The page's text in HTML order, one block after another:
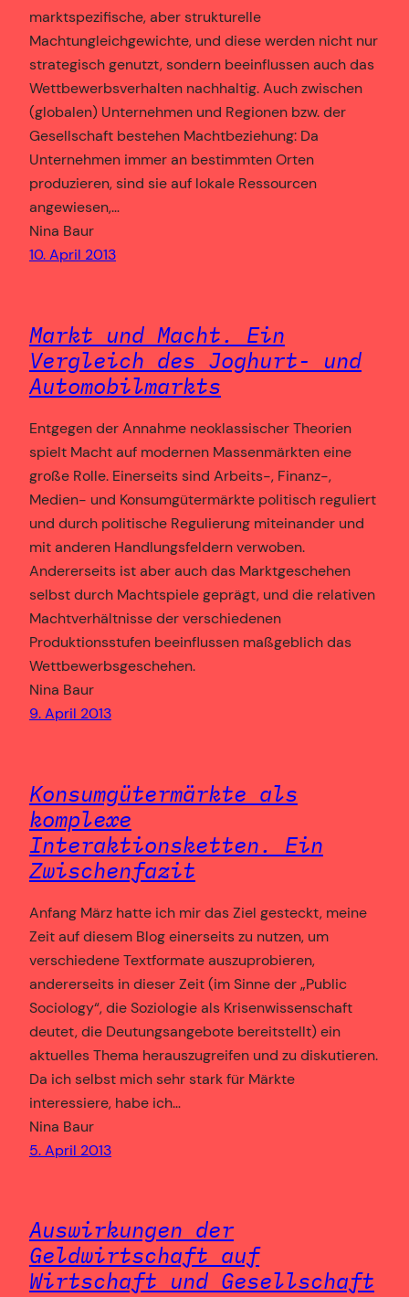
marktspezifische, aber strukturelle
Machtungleichgewichte, und diese werden nicht nur
strategisch genutzt, sondern beeinflussen auch das
Wettbewerbsverhalten nachhaltig. Auch zwischen
(globalen) Unternehmen und Regionen bzw. der
Gesellschaft bestehen Machtbeziehung: Da
Unternehmen immer an bestimmten Orten
produzieren, sind sie auf lokale Ressourcen
angewiesen,…
Nina Baur
10. April 2013
Markt und Macht. Ein
Vergleich des Joghurt- und
Automobilmarkts
Entgegen der Annahme neoklassischer Theorien
spielt Macht auf modernen Massenmärkten eine
große Rolle. Einerseits sind Arbeits-, Finanz-,
Medien- und Konsumgütermärkte politisch reguliert
und durch politische Regulierung miteinander und
mit anderen Handlungsfeldern verwoben.
Andererseits ist aber auch das Marktgeschehen
selbst durch Machtspiele geprägt, und die relativen
Machtverhältnisse der verschiedenen
Produktionsstufen beeinflussen maßgeblich das
Wettbewerbsgeschehen.
Nina Baur
9. April 2013
Konsumgütermärkte als
komplexe
Interaktionsketten. Ein
Zwischenfazit
Anfang März hatte ich mir das Ziel gesteckt, meine
Zeit auf diesem Blog einerseits zu nutzen, um
verschiedene Textformate auszuprobieren,
andererseits in dieser Zeit (im Sinne der „Public
Sociology“, die Soziologie als Krisenwissenschaft
deutet, die Deutungsangebote bereitstellt) ein
aktuelles Thema herauszugreifen und zu diskutieren.
Da ich selbst mich sehr stark für Märkte
interessiere, habe ich…
Nina Baur
5. April 2013
Auswirkungen der
Geldwirtschaft auf
Wirtschaft und Gesellschaft